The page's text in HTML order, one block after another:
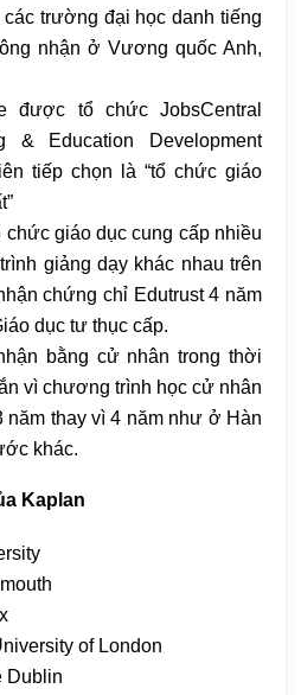
các trường đại học danh tiếng
nhận ở Vương quốc Anh,
được tổ chức JobsCentral
& Education Development
tiếp chọn là “tổ chức giáo
chức giáo dục cung cấp nhiều
giảng dạy khác nhau trên
chứng chỉ Edutrust 4 năm
dục tư thục cấp.
bằng cử nhân trong thời
vì chương trình học cử nhân
năm thay vì 4 năm như ở Hàn
khác.
Kaplan
of London
Dublin